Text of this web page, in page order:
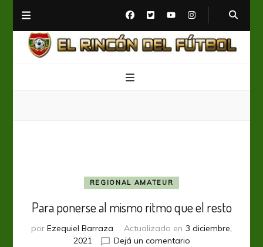
REGIONAL AMATEUR
Para ponerse al mismo ritmo que el resto
por Ezequiel Barraza Actualizado en 3 diciembre,
2021
Dejá un comentarioen